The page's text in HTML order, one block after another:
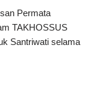
Permata
TAKHOSSUS
Santriwati selama